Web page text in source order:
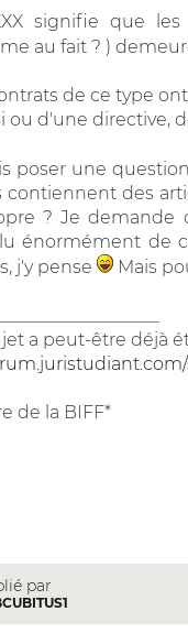
signifie que
au fait ? )
de ce type
ou d'une directive,
poser une
contiennent des
? Je demande
énormément de
j'y pense
Mais
a peut-être déjà
de la BIFF*
par